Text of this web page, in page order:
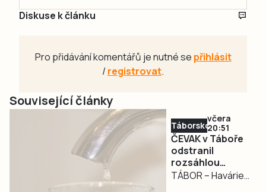
Diskuse k článku
Pro přidávání komentářů je nutné se přihlásit
/registrovat.
Související články
Táborsko
včera
20:51
ČEVAK v Táboře
odstranil
rozsáhlou
havárii a v půl
TÁBOR – Havárie